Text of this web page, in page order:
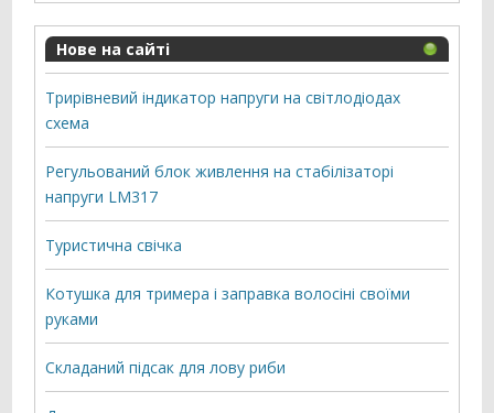
Нове на сайті
Трирівневий індикатор напруги на світлодіодах
схема
Регульований блок живлення на стабілізаторі
напруги LM317
Туристична свічка
Котушка для тримера і заправка волосіні своїми
руками
Складаний підсак для лову риби